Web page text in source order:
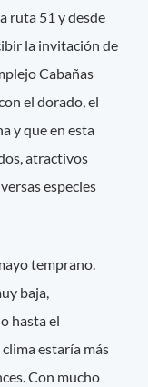
ruta 51 y desde
la invitación de
Cabañas
el dorado, el
y que en esta
atractivos
especies
temprano.
baja,
hasta el
estaría más
Con mucho